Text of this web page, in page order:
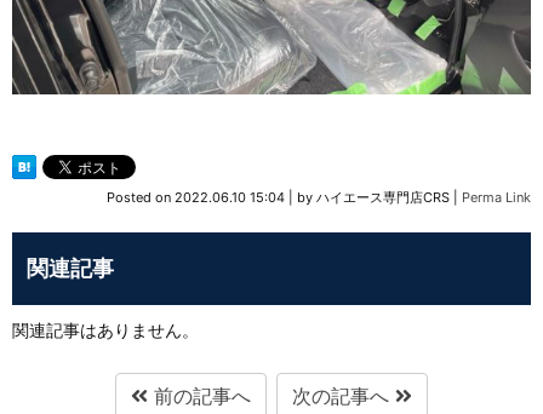
Posted on 2022.06.10 15:04 by ハイエース専門店CRS Perma Link
関連記事
関連記事はありません。
前の記事へ 次の記事へ